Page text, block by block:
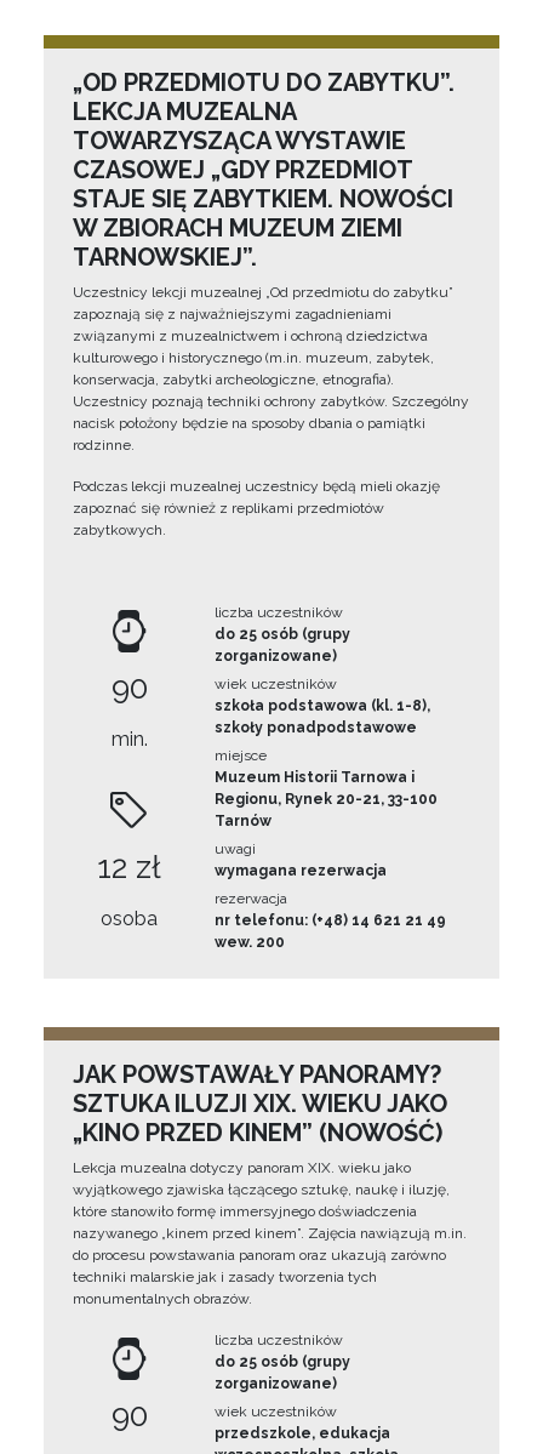
„OD PRZEDMIOTU DO ZABYTKU”.
LEKCJA MUZEALNA
TOWARZYSZĄCA WYSTAWIE
CZASOWEJ „GDY PRZEDMIOT
STAJE SIĘ ZABYTKIEM. NOWOŚCI
W ZBIORACH MUZEUM ZIEMI
TARNOWSKIEJ”.
Uczestnicy lekcji muzealnej „Od przedmiotu do zabytku”
zapoznają się z najważniejszymi zagadnieniami
związanymi z muzealnictwem i ochroną dziedzictwa
kulturowego i historycznego (m.in. muzeum, zabytek,
konserwacja, zabytki archeologiczne, etnografia).
Uczestnicy poznają techniki ochrony zabytków. Szczególny
nacisk położony będzie na sposoby dbania o pamiątki
rodzinne.
Podczas lekcji muzealnej uczestnicy będą mieli okazję
zapoznać się również z replikami przedmiotów
zabytkowych.
90
min.
12 zł
osoba
liczba uczestników
do 25 osób (grupy
zorganizowane)
wiek uczestników
szkoła podstawowa (kl. 1-8),
szkoły ponadpodstawowe
miejsce
Muzeum Historii Tarnowa i
Regionu, Rynek 20-21, 33-100
Tarnów
uwagi
wymagana rezerwacja
rezerwacja
nr telefonu: (+48) 14 621 21 49
wew. 200
JAK POWSTAWAŁY PANORAMY?
SZTUKA ILUZJI XIX. WIEKU JAKO
„KINO PRZED KINEM” (NOWOŚĆ)
Lekcja muzealna dotyczy panoram XIX. wieku jako
wyjątkowego zjawiska łączącego sztukę, naukę i iluzję,
które stanowiło formę immersyjnego doświadczenia
nazywanego „kinem przed kinem”. Zajęcia nawiązują m.in.
do procesu powstawania panoram oraz ukazują zarówno
techniki malarskie jak i zasady tworzenia tych
monumentalnych obrazów.
90
liczba uczestników
do 25 osób (grupy
zorganizowane)
wiek uczestników
przedszkole, edukacja